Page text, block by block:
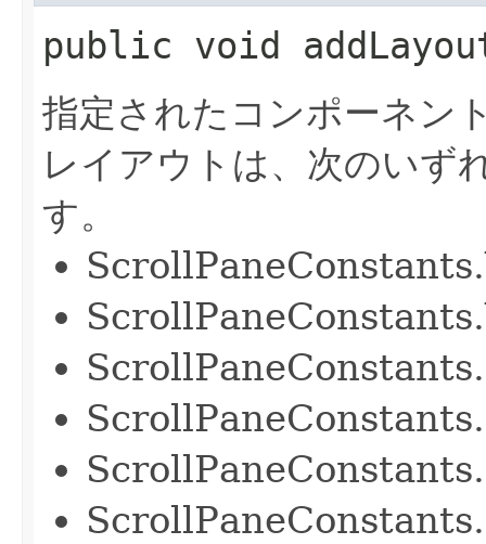
public void
指定されたコンポーネン
レイアウトは、次のいず
す。